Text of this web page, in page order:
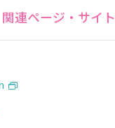
関連ページ・サイト